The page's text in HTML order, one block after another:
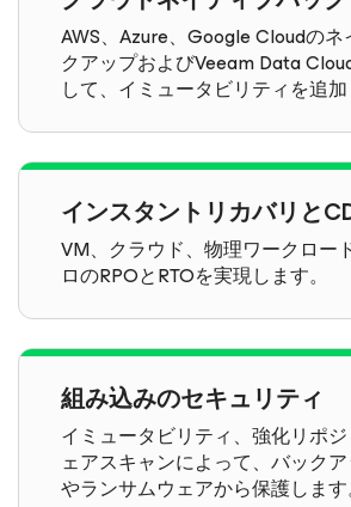
AWS、Azure、Google Cloudの
クアップおよびVeeam Data
して、イミュータビリティを追加
インスタントリカバリと
VM、クラウド、物理ワークロー
ロのRPOとRTOを実現します。
組み込みのセキュリティ
イミュータビリティ、強化リポ
ェアスキャンによって、バック
やランサムウェアから保護します